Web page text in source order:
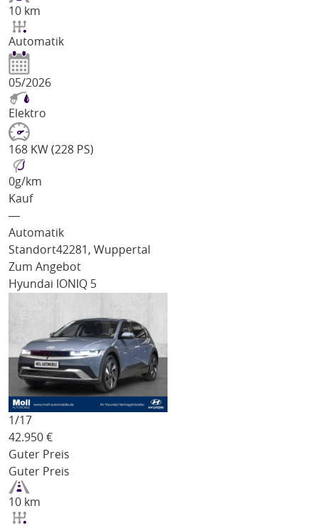
10 km
Automatik
05/2026
Elektro
168 KW (228 PS)
0g/km
Kauf
―
Automatik
Standort42281, Wuppertal
Zum Angebot
Hyundai IONIQ 5
1/17
42.950 €
Guter Preis
Guter Preis
10 km